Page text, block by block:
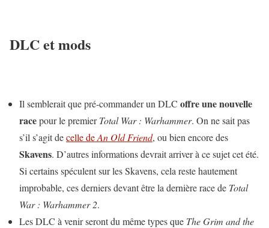
DLC et mods
Il semblerait que pré-commander un DLC offre une nouvelle
racepour le premierTotal War : Warhammer. On ne sait pas
s’il s’agit decelle deAn Old Friend, ou bien encore des
Skavens. D’autres informations devrait arriver à ce sujet cet été.
Si certains spéculent sur les Skavens, cela reste hautement
improbable, ces derniers devant être la dernière race de Total
War : Warhammer 2.
Les DLC à venir seront du même types que The Grim and the